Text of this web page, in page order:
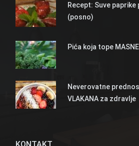
Recept: Suve paprike
(posno)
Pića koja tope
Neverovatne
VLAKANA za zdravlje